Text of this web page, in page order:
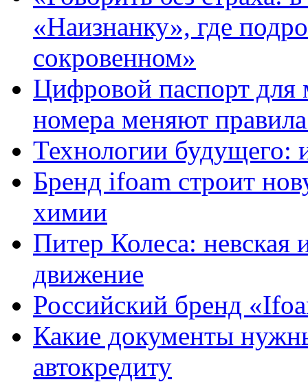
«Наизнанку», где
сокровенном»
Цифровой паспорт для
номера меняют
Технологии будущего:
Бренд ifoam строит
химии
Питер Колеса: невская
движение
Российский бренд
Какие документы
автокредиту